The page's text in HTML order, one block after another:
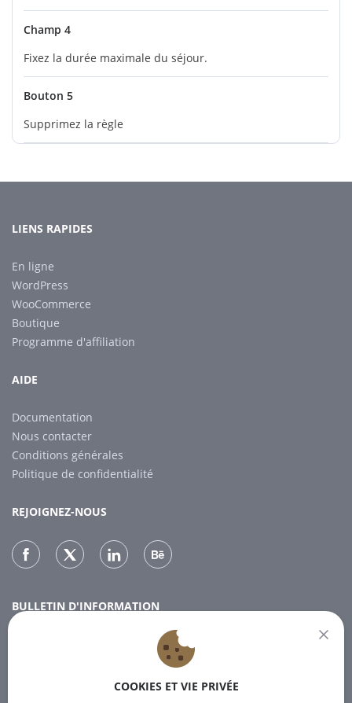
Champ 4
Fixez la durée maximale du séjour.
Bouton 5
Supprimez la règle
LIENS RAPIDES
En ligne
WordPress
WooCommerce
Boutique
Programme d'affiliation
AIDE
Documentation
Nous contacter
Conditions générales
Politique de confidentialité
REJOIGNEZ-NOUS
BULLETIN D'INFORMATION
Inscrivez-vous à notre lettre d'information pour recevoir les
COOKIES ET VIE PRIVÉE